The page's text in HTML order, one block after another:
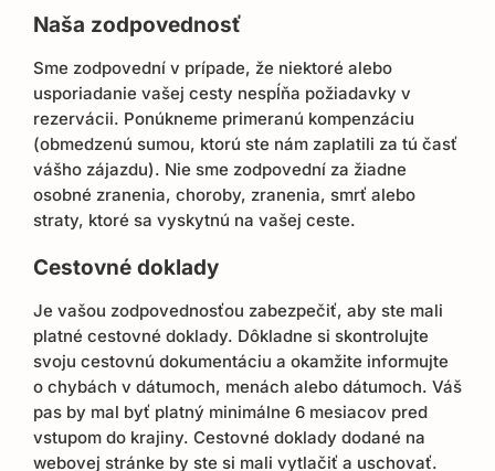
Naša zodpovednosť
Sme zodpovední v prípade, že niektoré alebo
usporiadanie vašej cesty nespĺňa požiadavky v
rezervácii. Ponúkneme primeranú kompenzáciu
(obmedzenú sumou, ktorú ste nám zaplatili za tú časť
vášho zájazdu). Nie sme zodpovední za žiadne
osobné zranenia, choroby, zranenia, smrť alebo
straty, ktoré sa vyskytnú na vašej ceste.
Cestovné doklady
Je vašou zodpovednosťou zabezpečiť, aby ste mali
platné cestovné doklady. Dôkladne si skontrolujte
svoju cestovnú dokumentáciu a okamžite informujte
o chybách v dátumoch, menách alebo dátumoch. Váš
pas by mal byť platný minimálne 6 mesiacov pred
vstupom do krajiny. Cestovné doklady dodané na
webovej stránke by ste si mali vytlačiť a uschovať.